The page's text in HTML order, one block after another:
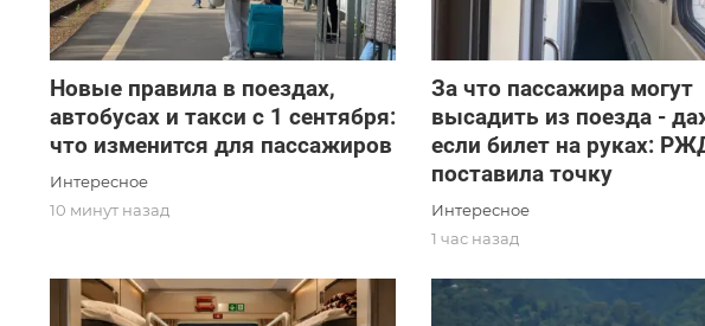
Новые правила в поездах,
автобусах и такси с 1 сентября:
что изменится для пассажиров
Интересное
10 минут назад
За что пассажира могут
высадить из поезда -
если билет на руках:
поставила точку
Интересное
1 час назад